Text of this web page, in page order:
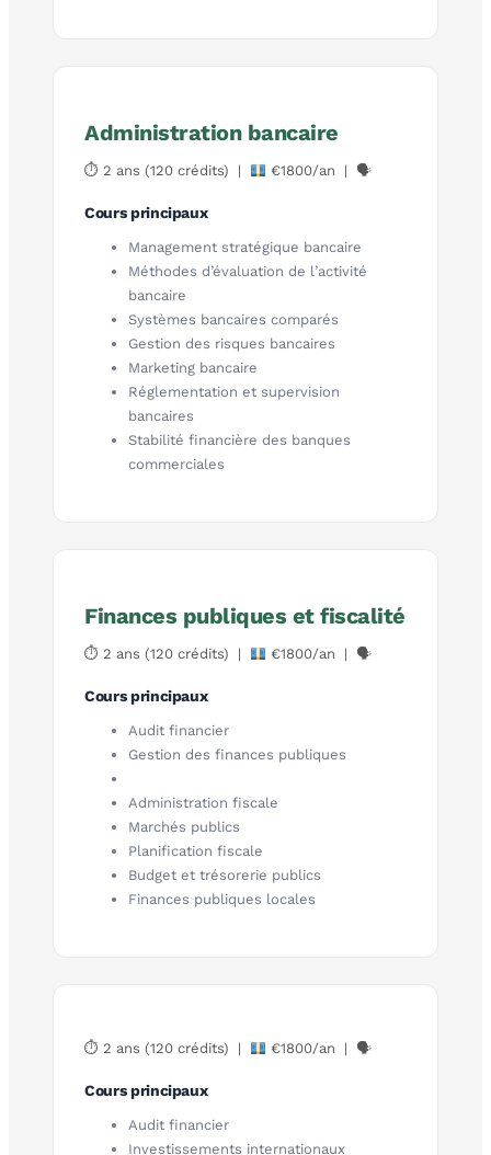
Administration bancaire
⏱ 2 ans (120 crédits) | €1800/an | 🗣
Cours principaux
Management stratégique bancaire
Méthodes d’évaluation de l’activité
bancaire
Systèmes bancaires comparés
Gestion des risques bancaires
Marketing bancaire
Réglementation et supervision
bancaires
Stabilité financière des banques
commerciales
Finances publiques et fiscalité
⏱ 2 ans (120 crédits) | €1800/an | 🗣
Cours principaux
Audit financier
Gestion des finances publiques
Administration fiscale
Marchés publics
Planification fiscale
Budget et trésorerie publics
Finances publiques locales
⏱ 2 ans (120 crédits) | €1800/an | 🗣
Cours principaux
Audit financier
Investissements internationaux